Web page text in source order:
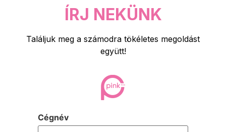
ÍRJ NEKÜNK
Találjuk meg a számodra tökéletes megoldást
együtt!
Cégnév